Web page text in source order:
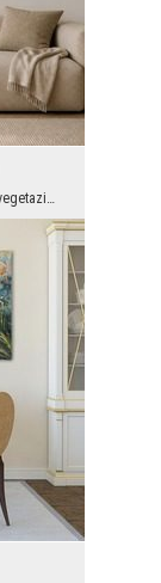
Una coppia di gru si staglia su uno sfondo di vegetazione sfocata, dove calde tonalità di marrone...